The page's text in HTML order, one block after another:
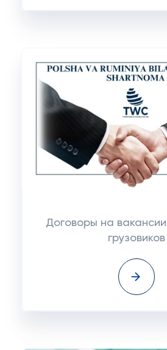
Договоры на
грузовиков